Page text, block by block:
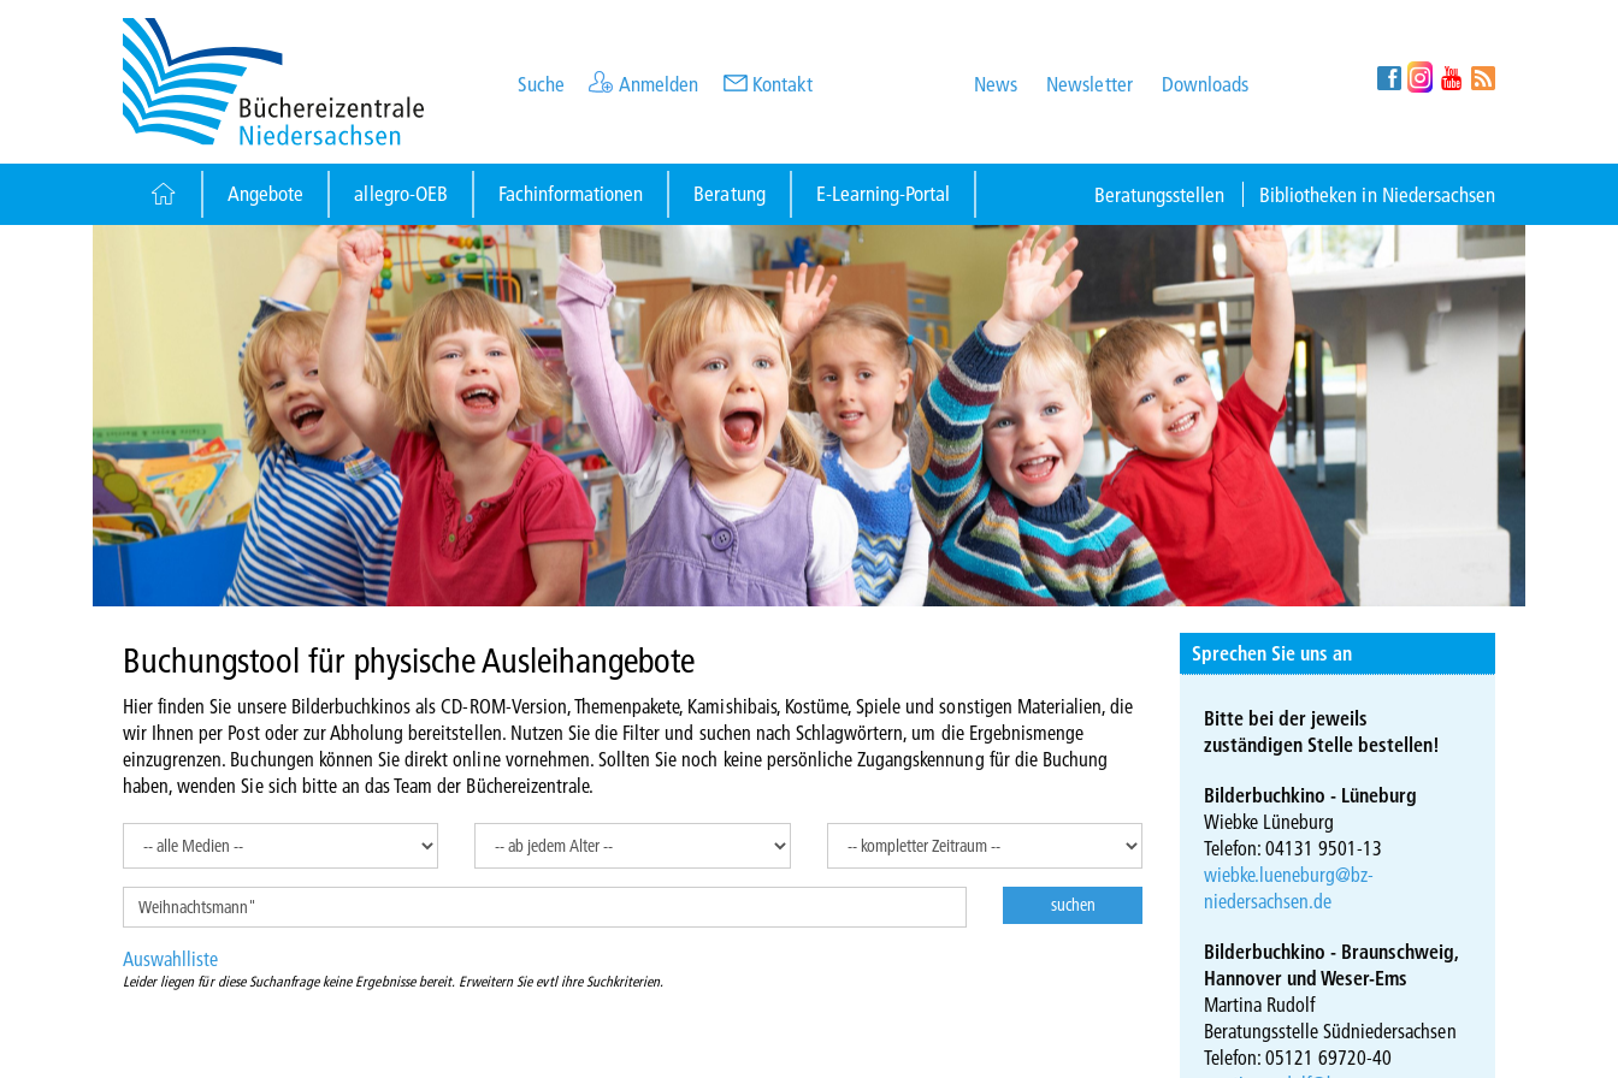
Suche Anmelden Kontakt News Newsletter Downloads
Angebote allegro-OEB Fachinformationen Beratung E-Learning-Portal Beratungsstellen Bibliotheken in Niedersachsen
Buchungstool für physische Ausleihangebote
Hier finden Sie unsere Bilderbuchkinos als CD-ROM-Version, Themenpakete, Kamishibais, Kostüme, Spiele und sonstigen Materialien, die
wir Ihnen per Post oder zur Abholung bereitstellen. Nutzen Sie die Filter und suchen nach Schlagwörtern, um die Ergebnismenge
einzugrenzen. Buchungen können Sie direkt online vornehmen. Sollten Sie noch keine persönliche Zugangskennung für die Buchung
haben, wenden Sie sich bitte an das Team der Büchereizentrale.
Auswahlliste
Leider liegen für diese Suchanfrage keine Ergebnisse bereit. Erweitern Sie evtl ihre Suchkriterien.
Sprechen Sie uns an
Bitte bei der jeweils
zuständigen Stelle bestellen!
Bilderbuchkino - Lüneburg
Wiebke Lüneburg
Telefon: 04131 9501-13
wiebke.lueneburg@bz-
niedersachsen.de
Bilderbuchkino - Braunschweig,
Hannover und Weser-Ems
Martina Rudolf
Beratungsstelle Südniedersachsen
Telefon: 05121 69720-40